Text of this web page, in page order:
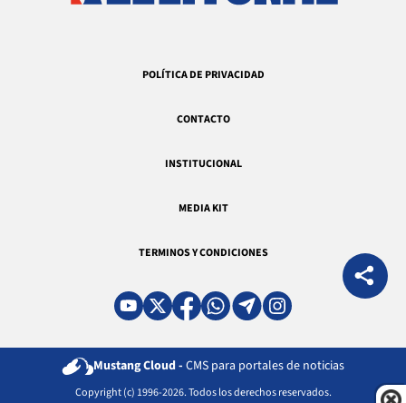
POLÍTICA DE PRIVACIDAD
CONTACTO
INSTITUCIONAL
MEDIA KIT
TERMINOS Y CONDICIONES
Mustang Cloud - CMS para portales de noticias
Copyright (c) 1996-2026. Todos los derechos reservados.